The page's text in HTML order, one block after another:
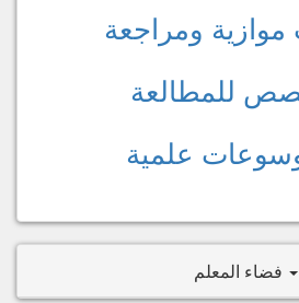
ومراجعة
للمطالعة
علمية
فضاء المعلم